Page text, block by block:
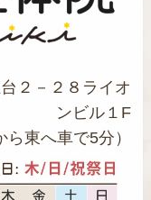
２－２８ライオ
ンビル１F
ら東へ車で5分）